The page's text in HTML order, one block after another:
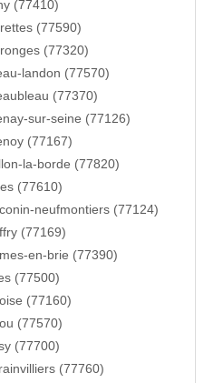
(77410)
(77590)
(77320)
landon (77570)
(77370)
sur-seine (77126)
(77167)
la-borde (77820)
(77610)
neufmontiers (77124)
(77169)
en-brie (77390)
(77500)
(77160)
(77570)
(77700)
(77760)